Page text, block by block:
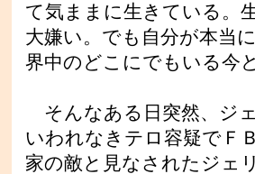
て気ままに生きている。
大嫌い。でも自分が本当
界中のどこにでもいる今
そんなある日突然、ジ
いわれなきテロ容疑でＦ
家の敵と見なされたジェ